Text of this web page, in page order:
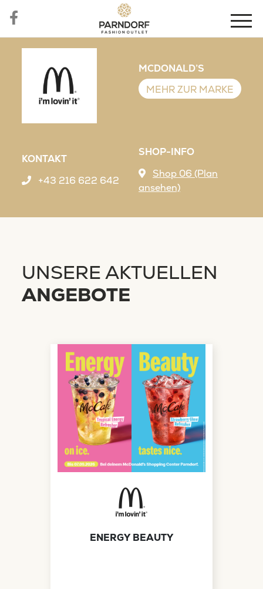
MCDONALD’S
MEHR ZUR MARKE
KONTAKT
+43 216 622 642
SHOP-INFO
Shop 06 (Plan
ansehen)
UNSERE AKTUELLEN
ANGEBOTE
ENERGY BEAUTY